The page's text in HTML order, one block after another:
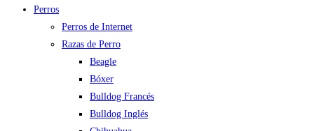
Perros
Perros de Internet
Razas de Perro
Beagle
Bóxer
Bulldog Francés
Bulldog Inglés